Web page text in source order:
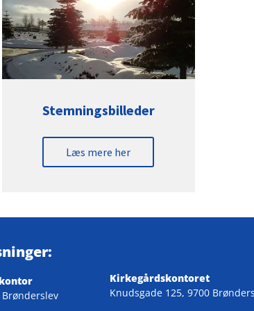
Stemningsbilleder
Læs mere her
Brønderslev
Kirkegårdskontoret
Knudsgade 125, 9700